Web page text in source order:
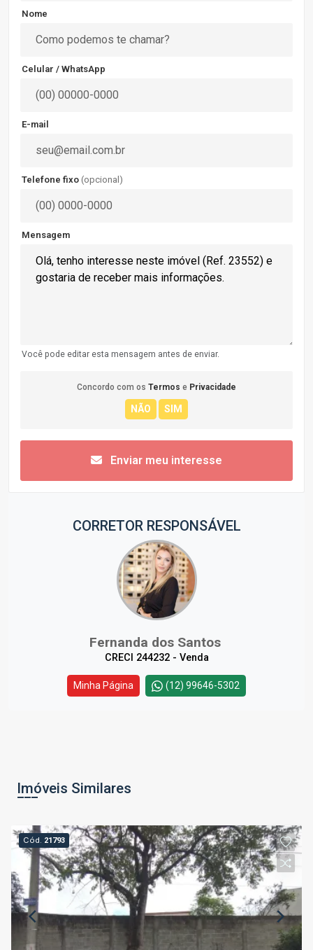
Nome
Celular / WhatsApp
E-mail
Telefone fixo (opcional)
Mensagem
Você pode editar esta mensagem antes de enviar.
Concordo com os Termos e Privacidade
Enviar meu interesse
CORRETOR RESPONSÁVEL
Fernanda dos Santos
CRECI 244232 - Venda
Minha Página (12) 99646-5302
Imóveis Similares
Cód. 21793